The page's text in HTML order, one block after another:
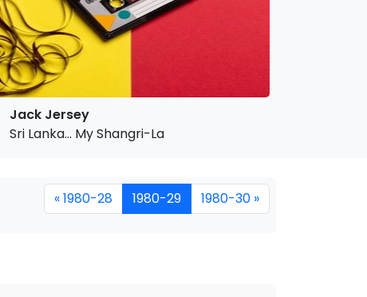
Jack Jersey
Sri Lanka... My Shangri-La
« 1980-28 1980-29 1980-30 »